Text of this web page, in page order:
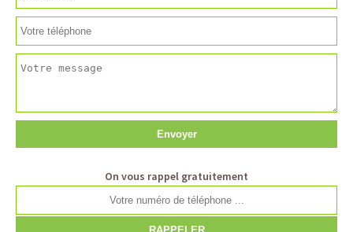
On vous rappel gratuitement